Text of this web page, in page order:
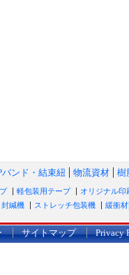
バンド・結束紐 物流資材 樹
軽包装用テープ オリジナル印
封緘機 ストレッチ包装機 緩衝
サイトマップ Privacy